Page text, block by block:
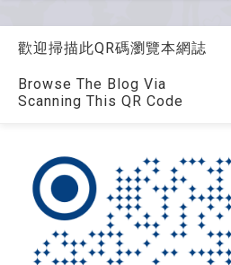
歡迎掃描此QR碼瀏覽本網誌
Browse The Blog Via
Scanning This QR Code